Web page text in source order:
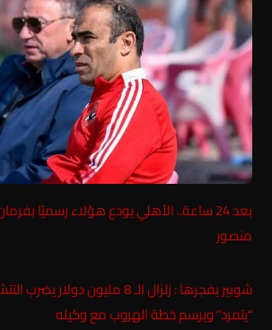
بعد 24 ساعة.. الأهلي يودع هؤلاء رسميًا
منصور
شوبير يفجرها : زلزال الـ 8 مليون
“يتمرد” ويرسم خطة الهروب مع وكيله